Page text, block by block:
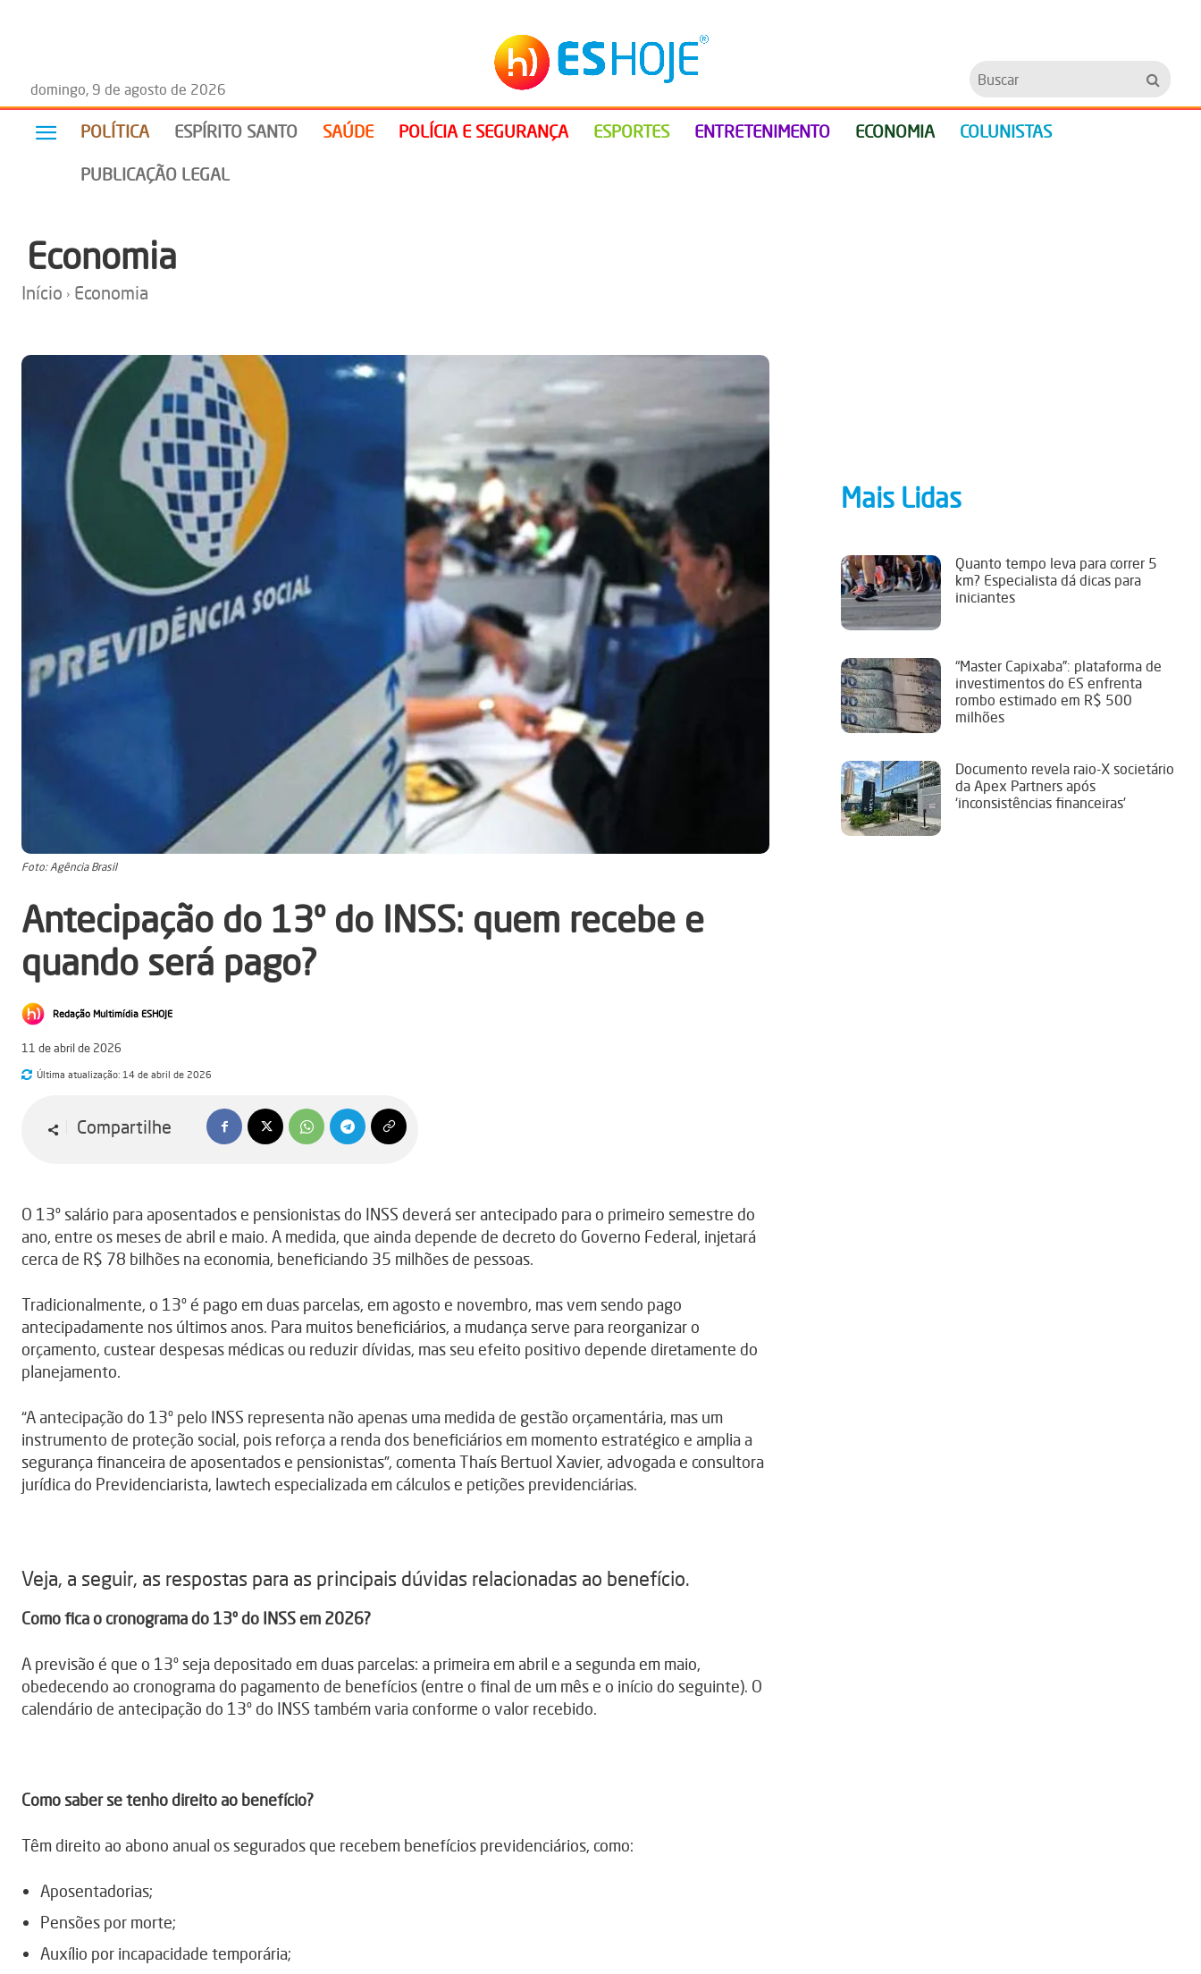
domingo, 9 de agosto de 2026
Buscar
POLÍTICA ESPÍRITO SANTO SAÚDE POLÍCIA E SEGURANÇA ESPORTES ENTRETENIMENTO ECONOMIA COLUNISTAS
PUBLICAÇÃO LEGAL
Economia
Início Economia
Foto: Agência Brasil
Antecipação do 13º do INSS: quem recebe e
quando será pago?
Redação Multimídia ESHOJE
11 de abril de 2026
Última atualização: 14 de abril de 2026
Compartilhe
O 13º salário para aposentados e pensionistas do INSS deverá ser antecipado para o primeiro semestre do
ano, entre os meses de abril e maio. A medida, que ainda depende de decreto do Governo Federal, injetará
cerca de R$ 78 bilhões na economia, beneficiando 35 milhões de pessoas.
Tradicionalmente, o 13º é pago em duas parcelas, em agosto e novembro, mas vem sendo pago
antecipadamente nos últimos anos. Para muitos beneficiários, a mudança serve para reorganizar o
orçamento, custear despesas médicas ou reduzir dívidas, mas seu efeito positivo depende diretamente do
planejamento.
“A antecipação do 13º pelo INSS representa não apenas uma medida de gestão orçamentária, mas um
instrumento de proteção social, pois reforça a renda dos beneficiários em momento estratégico e amplia a
segurança financeira de aposentados e pensionistas”, comenta Thaís Bertuol Xavier, advogada e consultora
jurídica do Previdenciarista, lawtech especializada em cálculos e petições previdenciárias.
Veja, a seguir, as respostas para as principais dúvidas relacionadas ao benefício.
Como fica o cronograma do 13º do INSS em 2026?
A previsão é que o 13º seja depositado em duas parcelas: a primeira em abril e a segunda em maio,
obedecendo ao cronograma do pagamento de benefícios (entre o final de um mês e o início do seguinte). O
calendário de antecipação do 13º do INSS também varia conforme o valor recebido.
Como saber se tenho direito ao benefício?
Têm direito ao abono anual os segurados que recebem benefícios previdenciários, como:
Aposentadorias;
Pensões por morte;
Auxílio por incapacidade temporária;
Mais Lidas
Quanto tempo leva para correr 5
km? Especialista dá dicas para
iniciantes
“Master Capixaba”: plataforma de
investimentos do ES enfrenta
rombo estimado em R$ 500
milhões
Documento revela raio-X societário
da Apex Partners após
‘inconsistências financeiras’